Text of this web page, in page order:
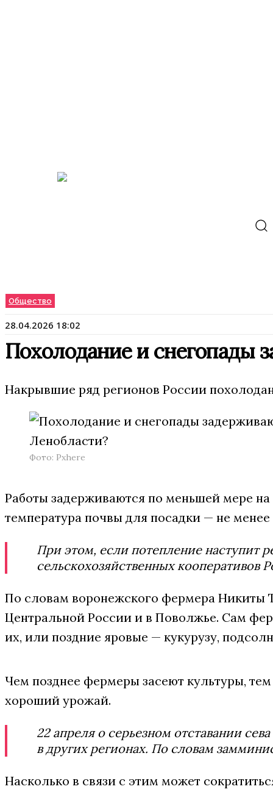
Общество
28.04.2026 18:02
Похолодание и снегопады
Накрывшие ряд регионов России
Фото: Pxhere
Работы задерживаются по меньшей мере на
температура почвы для посадки — не менее
При этом, если потепление наступит
сельскохозяйственных
По словам воронежского фермера Никиты
Центральной России и в Поволжье. Сам
их, или поздние яровые — кукурузу,
Чем позднее фермеры засеют культуры,
хороший урожай.
22 апреля о серьезном отставании
в других регионах. По словам
Насколько в связи с этим может